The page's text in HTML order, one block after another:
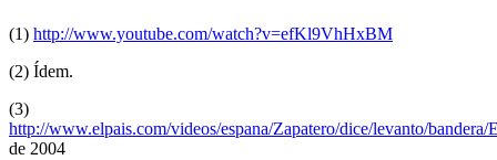
(1) http://www.youtube.com/watch?v=efKl9VhHxBM
(2) Ídem.
(3)
http://www.elpais.com/videos/espana/Zapatero/dice/levanto/
de 2004